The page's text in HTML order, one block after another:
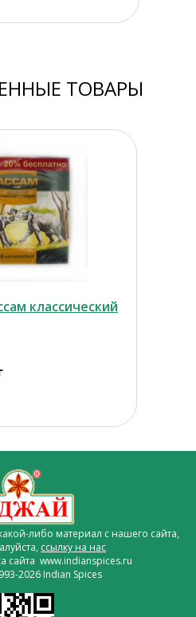
ТОВАРЫ
классический
либо материал с нашего сайта,
ссылку на нас
сайта www.indianspices.ru
2026 Indian Spices